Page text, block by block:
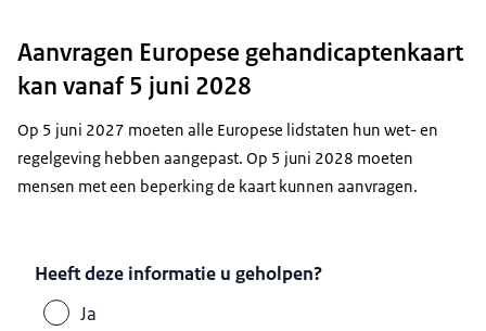
Aanvragen Europese gehandicaptenkaart
kan vanaf 5 juni 2028
Op 5 juni 2027 moeten alle Europese lidstaten hun wet- en
regelgeving hebben aangepast. Op 5 juni 2028 moeten
mensen met een beperking de kaart kunnen aanvragen.
Heeft deze informatie u geholpen?
Ja